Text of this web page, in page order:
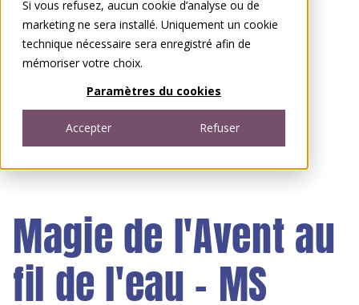
Si vous refusez, aucun cookie d’analyse ou de
marketing ne sera installé. Uniquement un cookie
technique nécessaire sera enregistré afin de
mémoriser votre choix.
Paramètres du cookies
Accepter Refuser
Magie de l'Avent au
fil de l'eau - MS